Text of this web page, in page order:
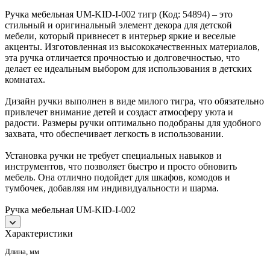
Ручка мебельная UM-KID-I-002 тигр (Код: 54894) – это
стильный и оригинальный элемент декора для детской
мебели, который привнесет в интерьер яркие и веселые
акценты. Изготовленная из высококачественных материалов,
эта ручка отличается прочностью и долговечностью, что
делает ее идеальным выбором для использования в детских
комнатах.
Дизайн ручки выполнен в виде милого тигра, что обязательно
привлечет внимание детей и создаст атмосферу уюта и
радости. Размеры ручки оптимально подобраны для удобного
захвата, что обеспечивает легкость в использовании.
Установка ручки не требует специальных навыков и
инструментов, что позволяет быстро и просто обновить
мебель. Она отлично подойдет для шкафов, комодов и
тумбочек, добавляя им индивидуальности и шарма.
Ручка мебельная UM-KID-I-002
Характеристики
Длина, мм